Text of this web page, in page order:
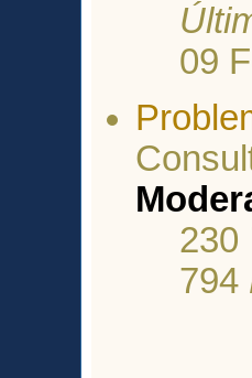
09
230
794